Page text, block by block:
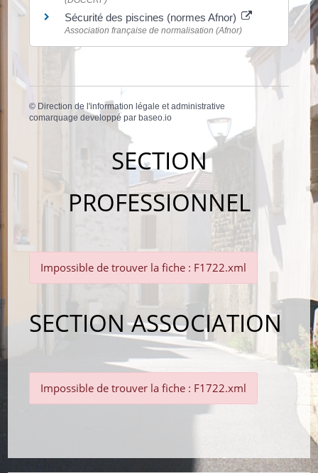
Sécurité des piscines (normes Afnor)
Association française de normalisation (Afnor)
© Direction de l'information légale et administrative
comarquage developpé par baseo.io
SECTION
PROFESSIONNEL
Impossible de trouver la fiche : F1722.xml
SECTION ASSOCIATION
Impossible de trouver la fiche : F1722.xml